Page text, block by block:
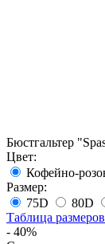
Бюстгальтер
Цвет:
Кофейно-
Размер:
75D
80D
Таблица размеров
- 40%